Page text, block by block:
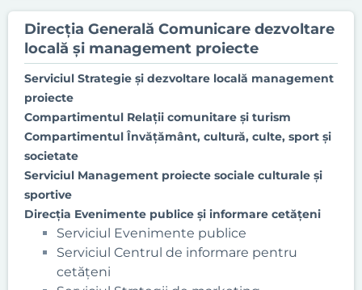
Direcţia Generală Comunicare dezvoltare
locală şi management proiecte
Serviciul Strategie şi dezvoltare locală management
proiecte
Compartimentul Relaţii comunitare şi turism
Compartimentul Învăţământ, cultură, culte, sport şi
societate
Serviciul Management proiecte sociale culturale și
sportive
Direcţia Evenimente publice şi informare cetăţeni
Serviciul Evenimente publice
Serviciul Centrul de informare pentru
cetăţeni